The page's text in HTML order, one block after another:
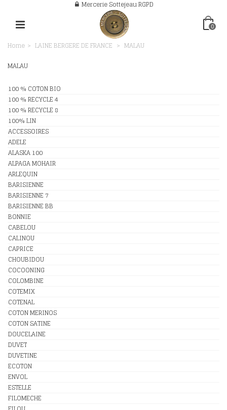
Mercerie Sottejeau RGPD
0
Home > LAINE BERGERE DE FRANCE > MALAU
MALAU
100 % COTON BIO
100 % RECYCLE 4
100 % RECYCLE 8
100% LIN
ACCESSOIRES
ADELE
ALASKA 100
ALPAGA MOHAIR
ARLEQUIN
BARISIENNE
BARISIENNE 7
BARISIENNE BB
BONNIE
CABELOU
CALINOU
CAPRICE
CHOUBIDOU
COCOONING
COLOMBINE
COTEMIX
COTENAL
COTON MERINOS
COTON SATINE
DOUCELAINE
DUVET
DUVETINE
ECOTON
ENVOL
ESTELLE
FILOMECHE